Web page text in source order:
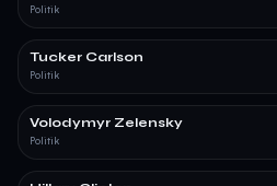
Politik
Tucker Carlson
Politik
Volodymyr Zelensky
Politik